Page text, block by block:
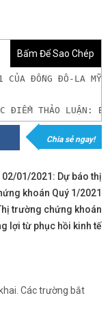
Bấm Để Sao Chép
ĐỒNG ĐÔ-LA MỸ –
CÁC ĐIỂM THẢO
1-1-
𝐭𝐫ườ𝐧𝐠 𝐭à𝐢 𝐜𝐡í𝐧𝐡
𝘜𝘺 𝘛í𝘯 𝘷à 𝘱𝘩ù
𝘯ổ𝘪 𝘵𝘪ế𝘯𝘨
𝘯ổ𝘪 𝘵𝘪ế𝘯𝘨 𝘯𝘩ấ𝘵
1-1-2021-du-bao-
Chia sẻ ngay!
02/01/2021: Dự báo thị
khoán Quý 1/2021
trường chứng khoán
lợi từ phục hồi kinh tế
Các trường bắt